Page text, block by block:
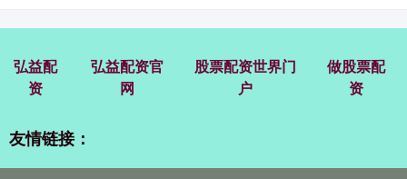
弘益配
资
弘益配资官
网
股票配资世界门
户
做股票配
资
友情链接：